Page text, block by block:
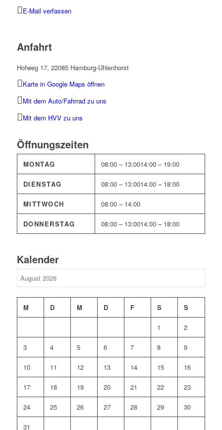
E-Mail verfassen
Anfahrt
Hofweg 17, 22085 Hamburg-Uhlenhorst
Karte in Google Maps öffnen
Mit dem Auto/Fahrrad zu uns
Mit dem HVV zu uns
Öffnungszeiten
MONTAG 08:00 – 13:0014:00 – 19:00
DIENSTAG 08:00 – 13:0014:00 – 18:00
MITTWOCH 08:00 – 14:00
DONNERSTAG 08:00 – 13:0014:00 – 18:00
Kalender
M D M D F S S
1 2
3 4 5 6 7 8 9
10 11 12 13 14 15 16
17 18 19 20 21 22 23
24 25 26 27 28 29 30
31